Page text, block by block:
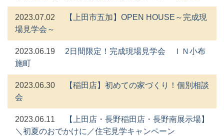
2023.07.02
【上田市五加】OPEN HOUSE～完成現
場見学会～
2023.06.19
2日間限定！完成現場見学会 ＩＮ小布
施町
2023.06.30
【稲田店】初めての家づくり！個別相談
会
2023.06.11
【上田店・長野稲田店・長野南展示場】
＼初夏のおでかけに／住宅見学キャンペーン